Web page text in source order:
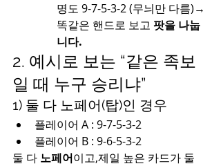
명도 9-7-5-3-2 (무늬만 다름)→
똑같은 핸드로 보고 팟을 나눕
니다.
2. 예시로 보는 “같은 족보
일 때 누구 승리냐”
1) 둘 다 노페어(탑)인 경우
플레이어 A : 9-7-5-3-2
플레이어 B : 9-6-5-3-2
둘 다 노페어이고,제일 높은 카드가 둘